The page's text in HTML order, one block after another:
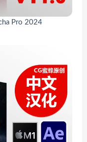
Pro 2024